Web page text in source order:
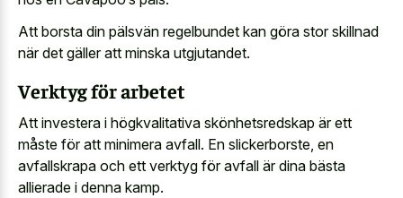
Att borsta din pälsvän regelbundet kan göra stor skillnad
när det gäller att minska utgjutandet.
Verktyg för arbetet
Att investera i högkvalitativa skönhetsredskap är ett
måste för att minimera avfall. En slickerborste, en
avfallskrapa och ett verktyg för avfall är dina bästa
allierade i denna kamp.